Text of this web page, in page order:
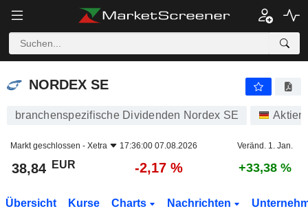
NORDEX SE
NORDEX SE
branchenspezifische Dividenden Nordex SE Aktien
Markt geschlossen - Xetra 17:36:00 07.08.2026 Veränd. 1. Jan.
38,84 EUR -2,17 % +33,38 %
Übersicht Kurse Charts Nachrichten